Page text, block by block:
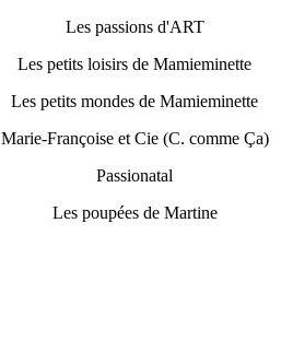
Les passions d'ART
Les petits loisirs de Mamieminette
Les petits mondes de Mamieminette
Marie-Françoise et Cie (C. comme Ça)
Passionatal
Les poupées de Martine